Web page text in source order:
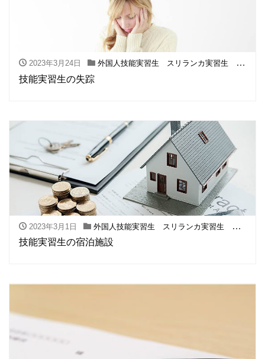
2023年3月24日 外国人技能実習生 スリランカ実習生 フィリピン実習生
技能実習生の失踪
2023年3月1日 外国人技能実習生 スリランカ実習生 フィリピン実習生
技能実習生の宿泊施設